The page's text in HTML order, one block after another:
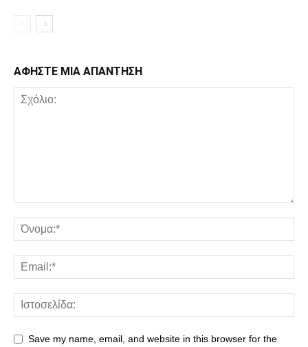
ΑΦΗΣΤΕ ΜΙΑ ΑΠΑΝΤΗΣΗ
Save my name, email, and website in this browser for the